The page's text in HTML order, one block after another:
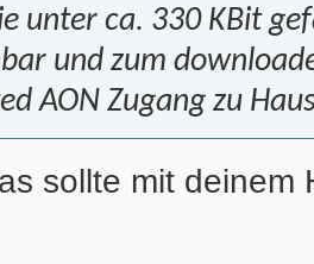
unter ca. 330 KBit
und zum
AON Zugang zu
sollte mit